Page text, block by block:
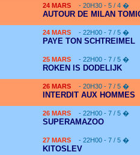
24 MARS - 20H30 - 5 / 4 �
AUTOUR DE MILAN
24 MARS - 22H00 - 7 / 5 �
PAYE TON SCHTREIMEL
25 MARS - 22H00 - 7 / 5 �
ROKEN IS DODELIJK
26 MARS - 20H30 - 7 / 5 �
INTERDIT AUX HOMMES
26 MARS - 22H00 - 7 / 5 �
SUPERAMAZOO
27 MARS - 22H00 - 7 / 5 �
KITOSLEV